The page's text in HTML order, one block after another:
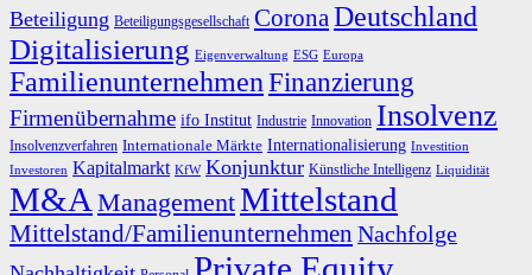
Beteiligung Beteiligungsgesellschaft CoronaDeutschland
Digitalisierung Eigenverwaltung ESG Europa
FamilienunternehmenFinanzierung
Firmenübernahme ifo Institut Industrie Innovation Insolvenz
Insolvenzverfahren Internationale Märkte Internationalisierung Investition
Investoren Kapitalmarkt KfW Konjunktur Künstliche Intelligenz Liquidität
M&A ManagementMittelstand
Mittelstand/Familienunternehmen Nachfolge